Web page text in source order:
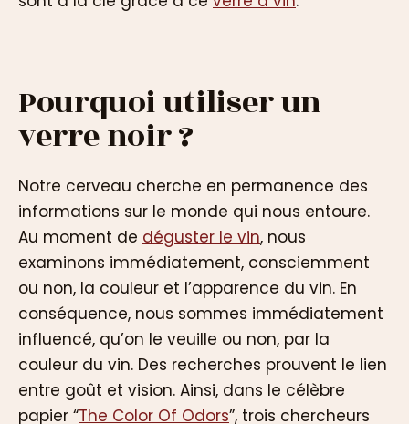
Pourquoi utiliser un
verre noir ?
Notre cerveau cherche en permanence des
informations sur le monde qui nous entoure.
Au moment de déguster le vin, nous
examinons immédiatement, consciemment
ou non, la couleur et l’apparence du vin. En
conséquence, nous sommes immédiatement
influencé, qu’on le veuille ou non, par la
couleur du vin. Des recherches prouvent le lien
entre goût et vision. Ainsi, dans le célèbre
papier “The Color Of Odors”, trois chercheurs